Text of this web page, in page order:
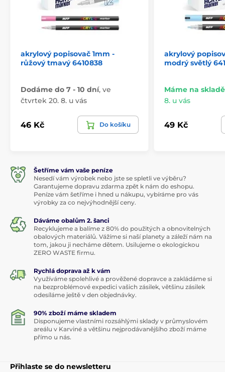
akrylový popisovač 1mm -
růžový tmavý 6410838
Dodáme do 7 - 10 dní, ve
čtvrtek 20. 8. u vás
46 Kč Do košíku
akrylový
modrý světlý
Máme na skladě
8. u vás
49 Kč
Šetříme vám vaše peníze
Nesedí vám výrobek nebo jste se spletli ve výběru?
Garantujeme dopravu zdarma zpět k nám do eshopu.
Peníze vám šetříme i hned u nákupu, vybíráme pro vás
výrobky za co nejvýhodnější ceny.
Dáváme obalům 2. šanci
Recyklujeme a balíme z 80% do použitých a obnovitelných
obalových materiálů. Vážíme si naší planety a záleží nám na
tom, jakou ji necháme dětem. Usilujeme o ekologickou
ZERO WASTE firmu.
Rychlá doprava až k vám
Využíváme spolehlivé a prověžené dopravce a zakládáme si
na bezproblémové expedici vašich zásilek, většinu zásilek
odesíláme ještě v den objednávky.
90% zboží máme skladem
Disponujeme vlastními rozsáhlými sklady v průmyslovém
areálu v Karviné a většinu nejprodávanějšího zboží máme
přímo u nás.
Přihlaste se do newsletteru